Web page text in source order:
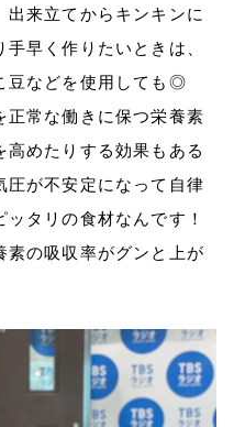
来立てからキンキンに
早く作りたいときは、
豆などを使用しても◎
正常な働きに保つ栄養素
めたりする効果もある
圧が不安定になって自律
タリの食材なんです！
素の吸収率がグンと上が